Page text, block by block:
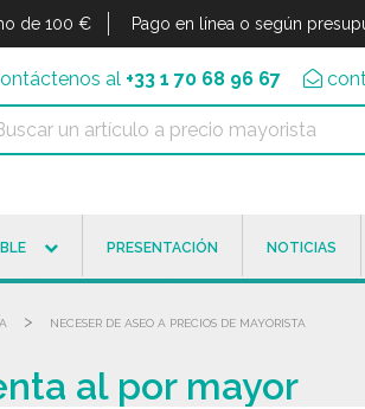
de 100 € Pago en línea o según
al +33 1 70 68 96 67
PRESENTACIÓN NOTICIAS
> NECESER DE ASEO A PRECIOS DE MAYORISTA
al por mayor